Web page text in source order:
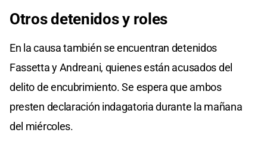
Otros detenidosy roles
En la causa también se encuentran detenidos
Fassetta y Andreani, quienes están acusados del
delito de encubrimiento. Se espera que ambos
presten declaración indagatoria durante la mañana
del miércoles.